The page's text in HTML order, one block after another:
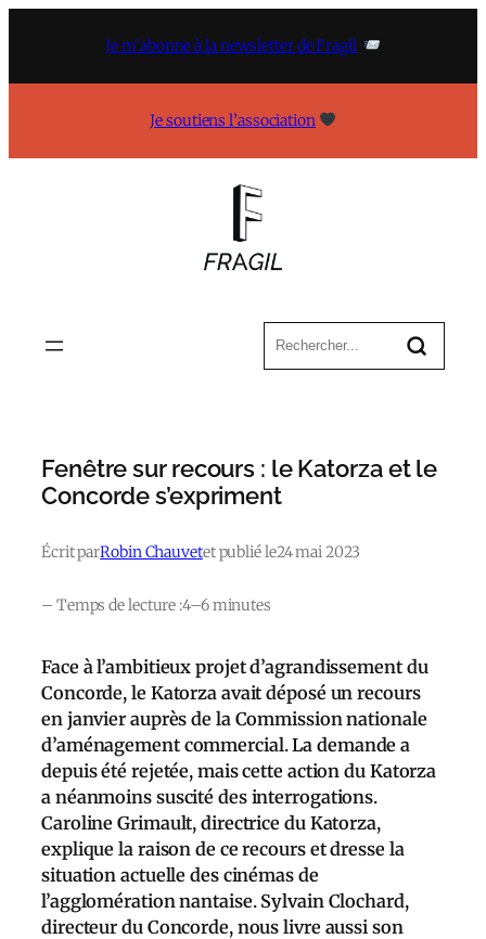
Je m’abonne à la newsletter de Fragil
Je soutiens l’association
Fenêtre sur recours : le Katorza et le
Concorde s’expriment
Écrit parRobin Chauvetet publié le24 mai 2023
– Temps de lecture :4–6 minutes
Face à l’ambitieux projet d’agrandissement du
Concorde, le Katorza avait déposé un recours
en janvier auprès de la Commission nationale
d’aménagement commercial. La demande a
depuis été rejetée, mais cette action du Katorza
a néanmoins suscité des interrogations.
Caroline Grimault, directrice du Katorza,
explique la raison de ce recours et dresse la
situation actuelle des cinémas de
l’agglomération nantaise. Sylvain Clochard,
directeur du Concorde, nous livre aussi son